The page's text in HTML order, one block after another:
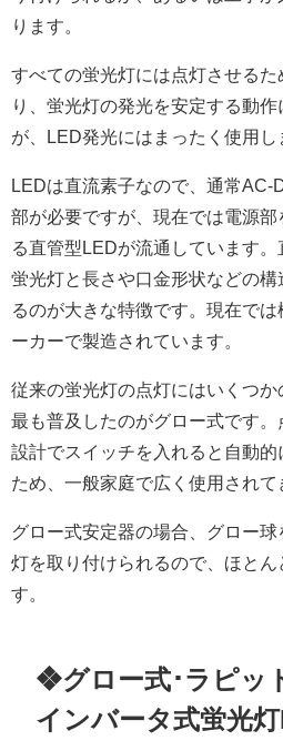
ります。
すべての蛍光灯には点灯させる
り、蛍光灯の発光を安定する動
が、LED発光にはまったく使用し
LEDは直流素子なので、通常
部が必要ですが、現在では電源
る直管型LEDが流通しています
蛍光灯と長さや口金形状などの
るのが大きな特徴です。現在で
ーカーで製造されています。
従来の蛍光灯の点灯にはいくつ
最も普及したのがグロー式です
設計でスイッチを入れると自動
ため、一般家庭で広く使用されて
グロー式安定器の場合、グロー
灯を取り付けられるので、ほと
す。
❖グロー式･ラピッ
インバータ式蛍光